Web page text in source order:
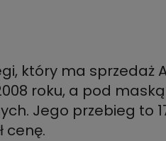
który ma sprzedaż
roku, a pod
Jego przebieg to
cenę.